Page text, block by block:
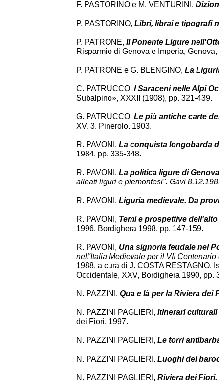
F. PASTORINO e M. VENTURINI,
P. PASTORINO, Libri, librai e tipografi
P. PATRONE, Il Ponente Ligure
Risparmio di Genova e Imperia, Genova,
P. PATRONE e G. BLENGINO, La
C. PATRUCCO, I Saraceni nelle Alpi
Subalpino», XXXII (1908), pp. 321-439.
G. PATRUCCO, Le più antiche carte
XV, 3, Pinerolo, 1903.
R. PAVONI, La conquista longobarda
1984, pp. 335-348.
R. PAVONI, La politica ligure di
alleati liguri e piemontesi". Gavi
R. PAVONI, Liguria medievale. Da
R. PAVONI, Temi e prospettive
1996, Bordighera 1998, pp. 147-159.
R. PAVONI, Una signoria feudale nel
nell'Italia Medievale per il VII
1988, a cura di J. COSTA RESTAGNO,
Occidentale, XXV, Bordighera 1990, pp.
N. PAZZINI, Qua e là per la Riviera dei
N. PAZZINI PAGLIERI, Itinerari culturali
dei Fiori, 1997.
N. PAZZINI PAGLIERI, Le torri
N. PAZZINI PAGLIERI, Luoghi del
N. PAZZINI PAGLIERI, Riviera dei